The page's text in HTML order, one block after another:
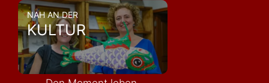
NAH AN DER
KULTUR